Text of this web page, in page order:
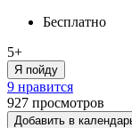
Бесплатно
5+
Я пойду
9 нравится
927 просмотров
Добавить в